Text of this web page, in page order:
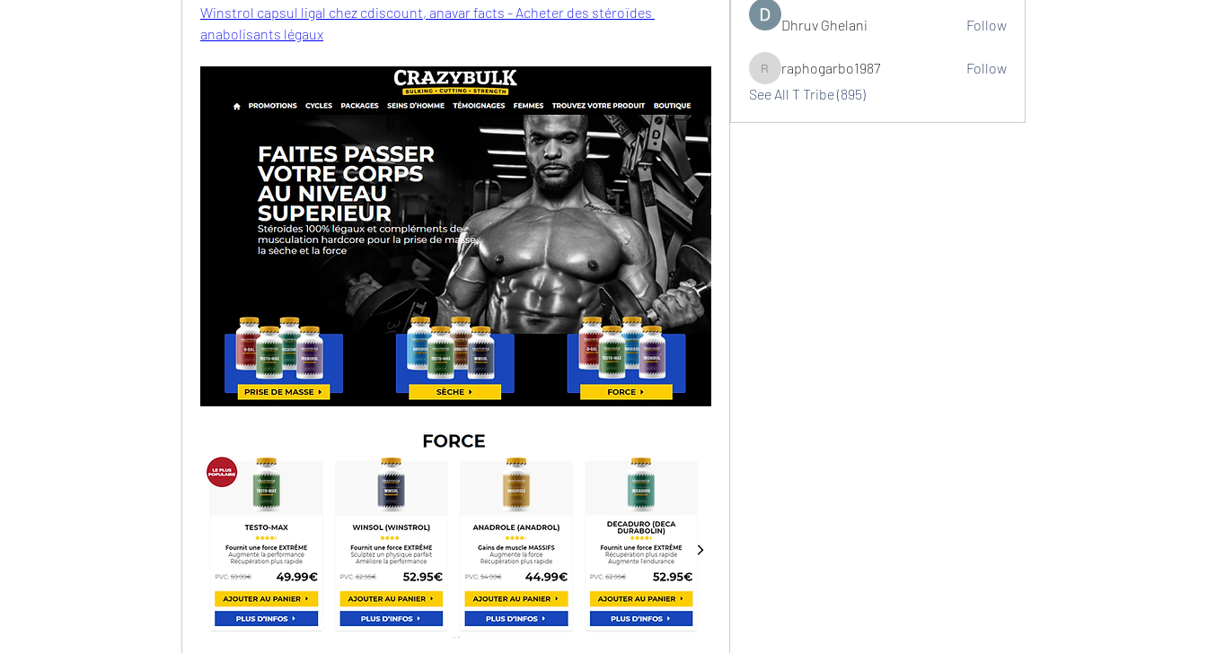
Winstrol capsul ligal chez cdiscount, anavar facts - Acheter des stéroïdes
anabolisants légaux
Dhruv Ghelani Follow
raphogarbo1987
raphogarbo1987
Follow
See All T Tribe (895)